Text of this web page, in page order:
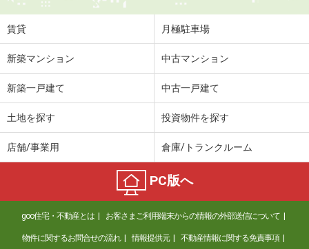
賃貸 月極駐車場
新築マンション 中古マンション
新築一戸建て 中古一戸建て
土地を探す 投資物件を探す
店舗/事業用 倉庫/トランクルーム
PC版へ
goo住宅・不動産とは お客さまご利用端末からの情報の外部送信について
物件に関するお問合せの流れ 情報提供元 不動産情報に関する免責事項